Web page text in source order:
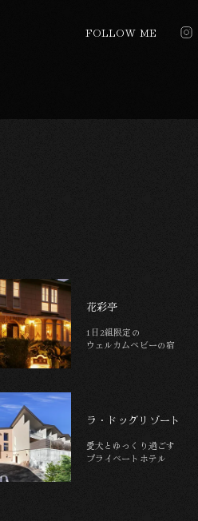
FOLLOW ME
花彩亭
1日2組限定の
ウェルカムベビーの宿
ラ・ドッグリゾート
愛犬とゆっくり過ごす
プライベートホテル